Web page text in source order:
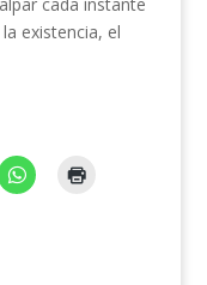
existencia, el